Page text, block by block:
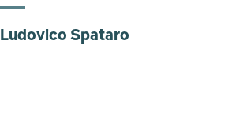
Ludovico Spataro